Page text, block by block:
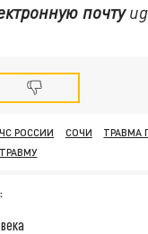
почту
РОССИИ СОЧИ
ТРАВМА